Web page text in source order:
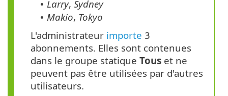
• Larry, Sydney
• Makio, Tokyo
L'administrateur importe 3
abonnements. Elles sont contenues
dans le groupe statique Tous et ne
peuvent pas être utilisées par d'autres
utilisateurs.